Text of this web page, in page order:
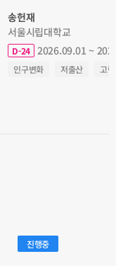
송헌재
서울시립대학교
D-24 2026.09.01 ~
인구변화 저출산
고
K-
티
진행중